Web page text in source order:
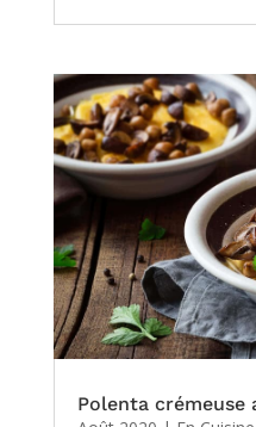
Polenta crémeuse